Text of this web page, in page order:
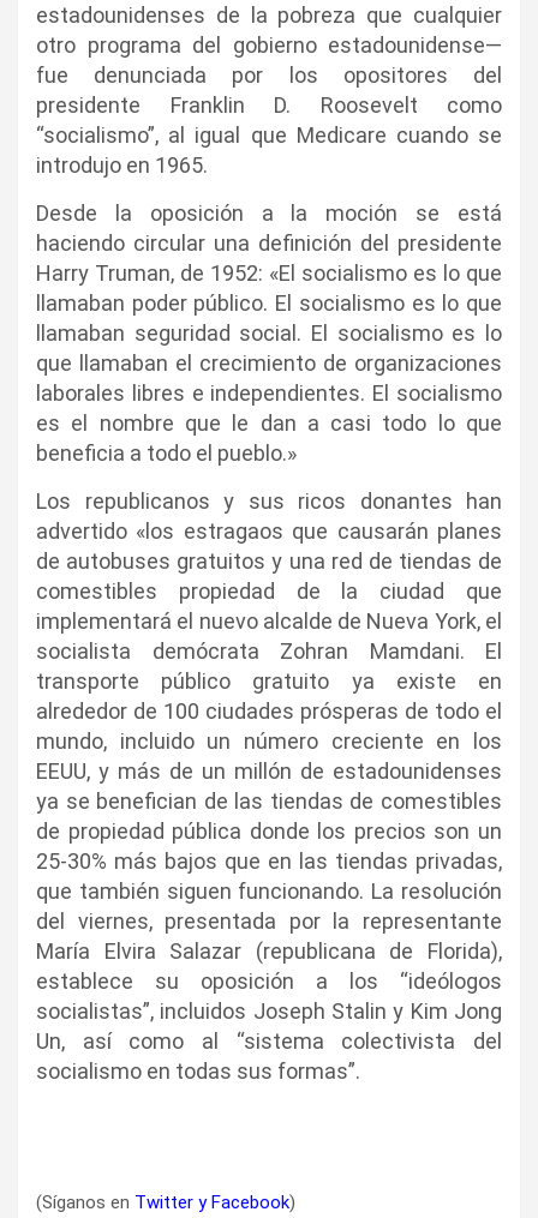
estadounidenses de la pobreza que cualquier
otro programa del gobierno estadounidense—
fue denunciada por los opositores del
presidente Franklin D. Roosevelt como
“socialismo”, al igual que Medicare cuando se
introdujo en 1965.
Desde la oposición a la moción se está
haciendo circular una definición del presidente
Harry Truman, de 1952: «El socialismo es lo que
llamaban poder público. El socialismo es lo que
llamaban seguridad social. El socialismo es lo
que llamaban el crecimiento de organizaciones
laborales libres e independientes. El socialismo
es el nombre que le dan a casi todo lo que
beneficia a todo el pueblo.»
Los republicanos y sus ricos donantes han
advertido «los estragaos que causarán planes
de autobuses gratuitos y una red de tiendas de
comestibles propiedad de la ciudad que
implementará el nuevo alcalde de Nueva York, el
socialista demócrata Zohran Mamdani. El
transporte público gratuito ya existe en
alrededor de 100 ciudades prósperas de todo el
mundo, incluido un número creciente en los
EEUU, y más de un millón de estadounidenses
ya se benefician de las tiendas de comestibles
de propiedad pública donde los precios son un
25-30% más bajos que en las tiendas privadas,
que también siguen funcionando. La resolución
del viernes, presentada por la representante
María Elvira Salazar (republicana de Florida),
establece su oposición a los “ideólogos
socialistas”, incluidos Joseph Stalin y Kim Jong
Un, así como al “sistema colectivista del
socialismo en todas sus formas”.
(Síganos en Twitter yFacebook)